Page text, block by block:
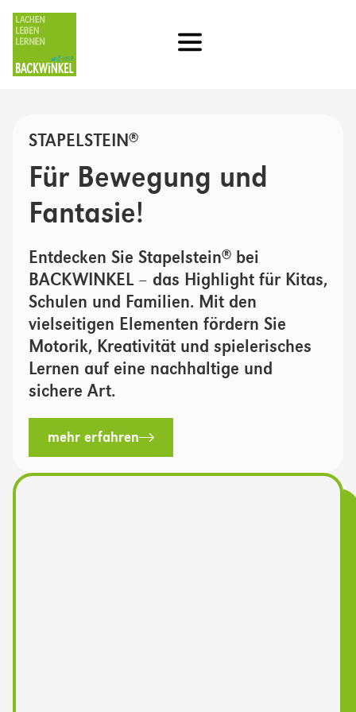
STAPELSTEIN®
Für Bewegung und
Fantasie!
Entdecken Sie Stapelstein® bei
BACKWINKEL – das Highlight für Kitas,
Schulen und Familien. Mit den
vielseitigen Elementen fördern Sie
Motorik, Kreativität und spielerisches
Lernen auf eine nachhaltige und
sichere Art.
mehr erfahren